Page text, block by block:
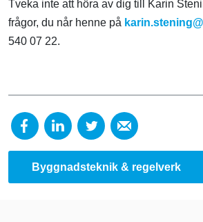
Tveka inte att höra av dig till Karin
frågor, du når henne på
540 07 22.
Byggnadsteknik & regelverk